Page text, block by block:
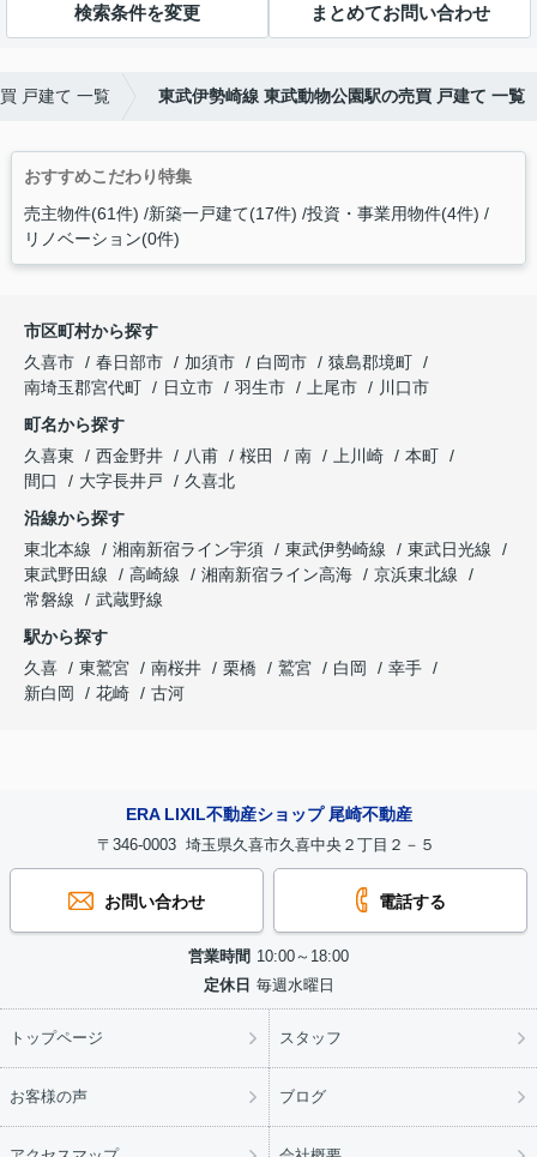
検索条件を変更 まとめてお問い合わせ
戸建て 一覧 東武伊勢崎線 東武動物公園駅の売買 戸建て 一覧
おすすめこだわり特集
売主物件(61件) 新築一戸建て(17件) 投資・事業用物件(4件)
リノベーション(0件)
市区町村から探す
久喜市
春日部市 加須市 白岡市
猿島郡境町
南埼玉郡宮代町
日立市 羽生市 上尾市
川口市
町名から探す
久喜東
西金野井 八甫 桜田 南 上川崎
本町
間口
大字長井戸
久喜北
沿線から探す
東北本線
湘南新宿ライン宇須 東武伊勢崎線
東武日光線
東武野田線
高崎線 湘南新宿ライン高海
京浜東北線
常磐線
武蔵野線
駅から探す
久喜
東鷲宮 南桜井 栗橋 鷲宮 白岡
幸手
新白岡
花崎 古河
ERA LIXIL不動産ショップ 尾崎不動産
〒346-0003 埼玉県久喜市久喜中央２丁目２－５
お問い合わせ 電話する
営業時間 10:00～18:00
定休日 毎週水曜日
トップページ スタッフ
お客様の声 ブログ